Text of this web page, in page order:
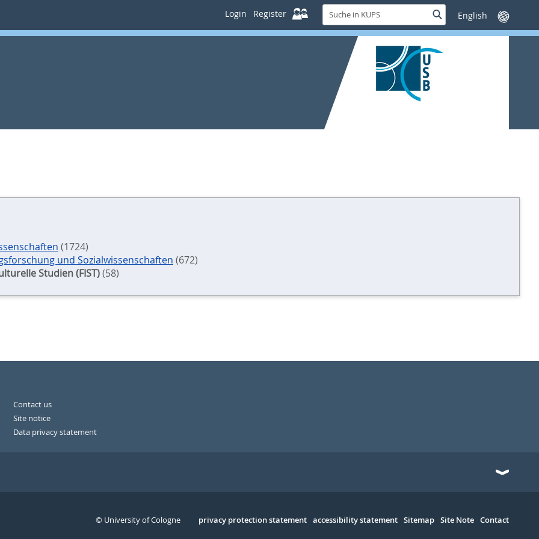
Login Register
Suche
in
KUPS
SucheSprache
wechseln
(1724)
und Sozialwissenschaften (672)
Studien (FIST)(58)
Contact us
Site notice
Data privacy statement
Serivce
privacy protection statement accessibility statement Sitemap Site Note Contact
© University of Cologne